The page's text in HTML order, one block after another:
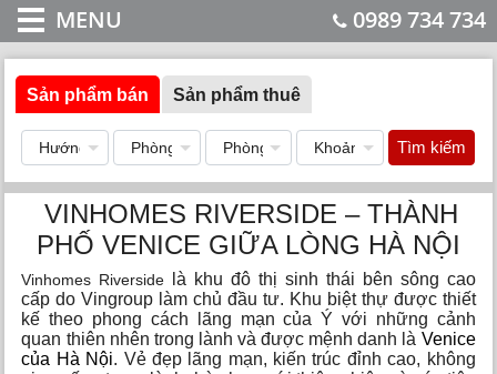
MENU 0989 734 734
Sản phẩm bán Sản phẩm thuê
Tìm kiếm
VINHOMES RIVERSIDE – THÀNH
PHỐ VENICE GIỮA LÒNG HÀ NỘI
Vinhomes Riverside là khu đô thị sinh thái bên sông cao
cấp do Vingroup làm chủ đầu tư. Khu biệt thự được thiết
kế theo phong cách lãng mạn của Ý với những cảnh
quan thiên nhên trong lành và được mệnh danh là Venice
của Hà Nội. Vẻ đẹp lãng mạn, kiến trúc đỉnh cao, không